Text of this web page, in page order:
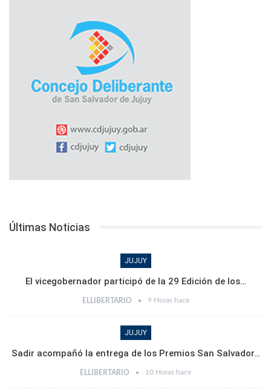
Últimas Noticias
JUJUY
El vicegobernador participó de la 29 Edición de los…
ELLIBERTARIO 9 Horas hace
JUJUY
Sadir acompañó la entrega de los Premios San Salvador…
ELLIBERTARIO 10 Horas hace